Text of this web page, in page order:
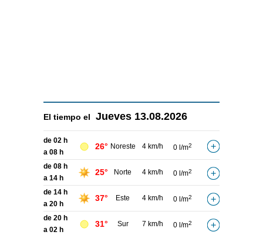
El tiempo el Jueves 13.08.2026
de 02 h
a 08 h
26° Noreste 4 km/h 0 l/m2
de 08 h
a 14 h
25° Norte 4 km/h 0 l/m2
de 14 h
a 20 h
37° Este 4 km/h 0 l/m2
de 20 h
a 02 h
31° Sur 7 km/h 0 l/m2